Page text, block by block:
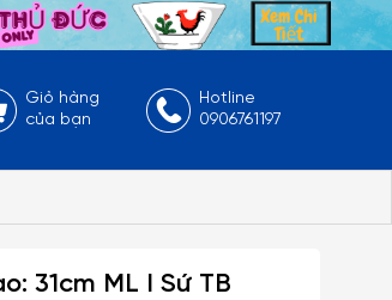
Giỏ hàng
của bạn
Hotline
0906761197
31cm ML I Sứ TB